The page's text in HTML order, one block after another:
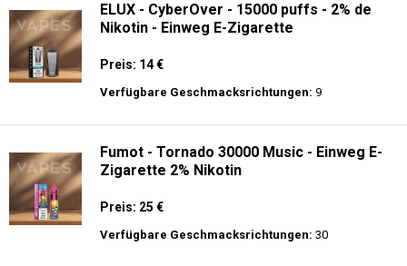
ELUX - CyberOver - 15000 puffs - 2% de
Nikotin - Einweg E-Zigarette
Preis: 14 €
Verfügbare Geschmacksrichtungen: 9
Fumot - Tornado 30000 Music - Einweg E-
Zigarette 2% Nikotin
Preis: 25 €
Verfügbare Geschmacksrichtungen: 30